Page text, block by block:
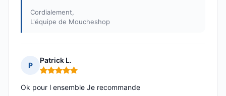
Cordialement,
L'équipe de Moucheshop
P
Patrick L.
Note : 5 sur 5
Ok pour l ensemble Je recommande